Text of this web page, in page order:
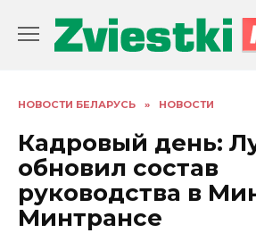
содержанию
НОВОСТИ БЕЛАРУСЬ » НОВОСТИ
Кадровый день:
обновил состав
руководства в
Минтрансе